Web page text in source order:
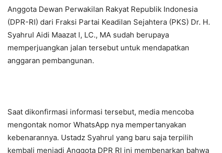
Anggota Dewan Perwakilan Rakyat Republik Indonesia
(DPR-RI) dari Fraksi Partai Keadilan Sejahtera (PKS) Dr. H.
Syahrul Aidi Maazat l, LC., MA sudah berupaya
memperjuangkan jalan tersebut untuk mendapatkan
anggaran pembangunan.
Saat dikonfirmasi informasi tersebut, media mencoba
mengontak nomor WhatsApp nya mempertanyakan
kebenarannya. Ustadz Syahrul yang baru saja terpilih
kembali menjadi Anggota DPR RI ini membenarkan bahwa